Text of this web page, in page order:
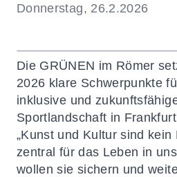
Donnerstag, 26.2.2026
Die GRÜNEN im Römer
2026 klare Schwerpunkte
inklusive und
Sportlandschaft in
„Kunst und Kultur sind kein
zentral für das Leben in
wollen sie sichern und